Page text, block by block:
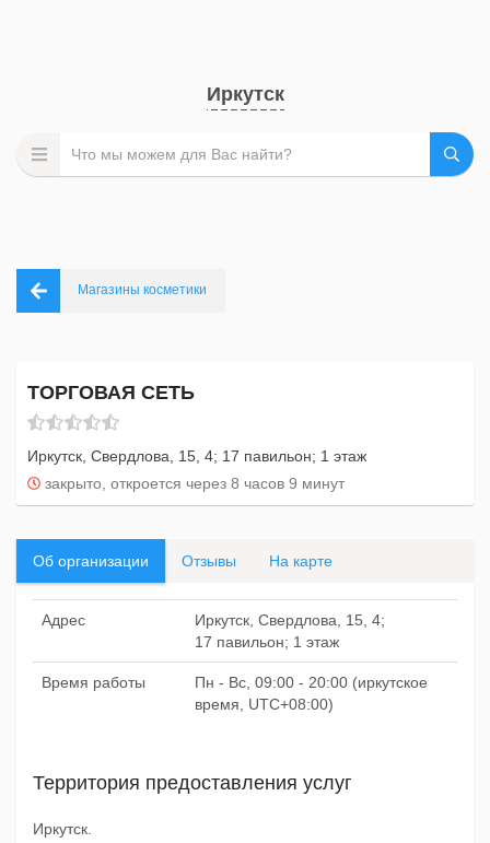
Иркутск
Магазины косметики
ТОРГОВАЯ СЕТЬ
Иркутск, Свердлова, 15, 4; 17 павильон; 1 этаж
закрыто, откроется через 8 часов 9 минут
Об организации Отзывы На карте
Адрес
Иркутск, Свердлова, 15, 4;
17 павильон; 1 этаж
Время работы
Пн - Вс, 09:00 - 20:00 (иркутское
время, UTC+08:00)
Территория предоставления услуг
Иркутск.